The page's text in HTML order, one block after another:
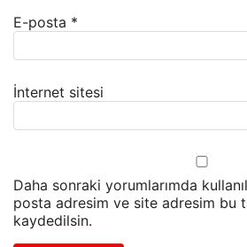
E-posta *
İnternet sitesi
Daha sonraki yorumlarımda
posta adresim ve site adresim bu
kaydedilsin.